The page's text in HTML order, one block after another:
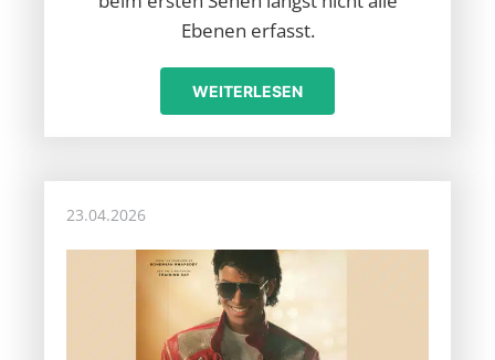
Ebenen erfasst.
WEITERLESEN
23.04.2026